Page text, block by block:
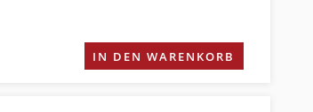
IN DEN WARENKORB